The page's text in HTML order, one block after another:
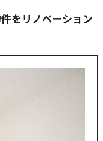
をリノベーション